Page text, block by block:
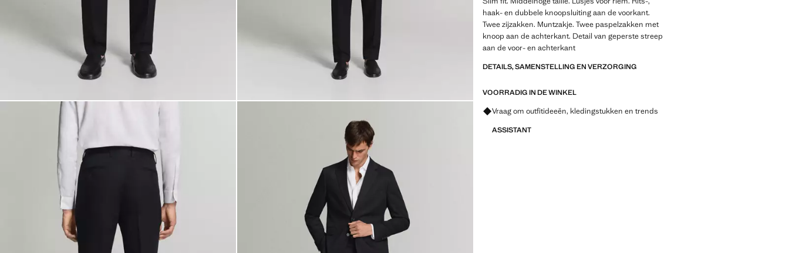
haak- en dubbele knoopsluiting aan de voorkant.
Twee zijzakken. Muntzakje. Twee paspelzakken met
knoop aan de achterkant. Detail van geperste streep
aan de voor- en achterkant
DETAILS, SAMENSTELLING EN VERZORGING
VOORRADIG IN DE WINKEL
Vraag om outfitideeën, kledingstukken en trends
ASSISTANT